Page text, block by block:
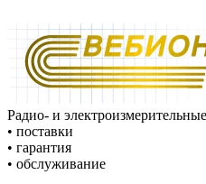
Радио- и
• поставки
• гарантия
• обслуживание